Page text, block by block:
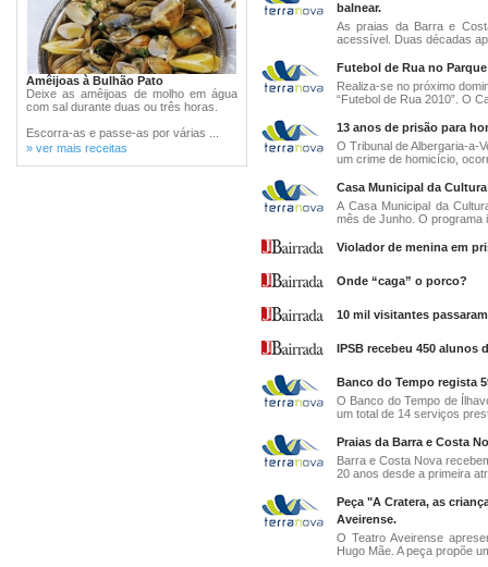
Amêijoas à Bulhão Pato
Deixe as amêijoas de molho em água
com sal durante duas ou três horas.
Escorra-as e passe-as por várias ...
» ver mais receitas
balnear.
As praias da Barra e
acessível. Duas décadas
Futebol de Rua no
Realiza-se no próximo
“Futebol de Rua 2010”. O
13 anos de prisão para
O Tribunal de Albergaria-a-
um crime de homicício,
Casa Municipal da
A Casa Municipal da
mês de Junho. O programa
Violador de menina em
Onde “caga” o porco?
10 mil visitantes
IPSB recebeu 450 alunos
Banco do Tempo regista
O Banco do Tempo de
um total de 14 serviços
Praias da Barra e Costa
Barra e Costa Nova
20 anos desde a primeira
Peça "A Cratera, as
Aveirense.
O Teatro Aveirense
Hugo Mãe. A peça propõe